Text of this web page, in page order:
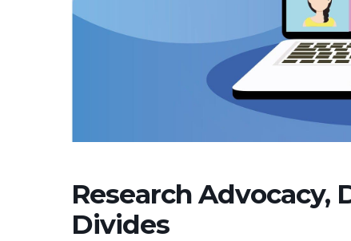
Research Advocacy,
Divides